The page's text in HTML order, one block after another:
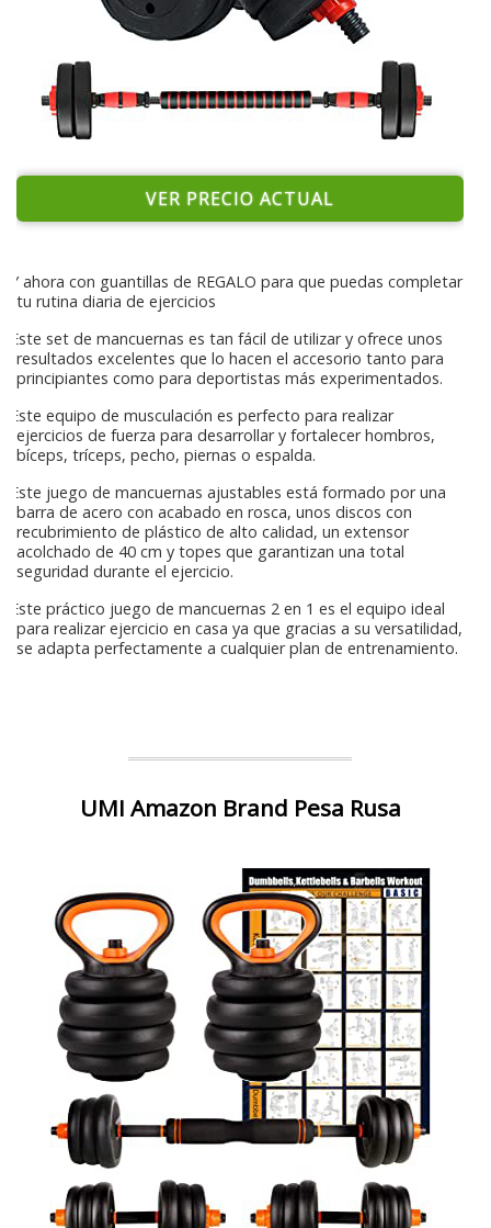
VER PRECIO ACTUAL
Y ahora con guantillas de REGALO para que puedas completar
tu rutina diaria de ejercicios
Este set de mancuernas es tan fácil de utilizar y ofrece unos
resultados excelentes que lo hacen el accesorio tanto para
principiantes como para deportistas más experimentados.
Este equipo de musculación es perfecto para realizar
ejercicios de fuerza para desarrollar y fortalecer hombros,
bíceps, tríceps, pecho, piernas o espalda.
Este juego de mancuernas ajustables está formado por una
barra de acero con acabado en rosca, unos discos con
recubrimiento de plástico de alto calidad, un extensor
acolchado de 40 cm y topes que garantizan una total
seguridad durante el ejercicio.
Este práctico juego de mancuernas 2 en 1 es el equipo ideal
para realizar ejercicio en casa ya que gracias a su versatilidad,
se adapta perfectamente a cualquier plan de entrenamiento.
UMI Amazon Brand Pesa Rusa